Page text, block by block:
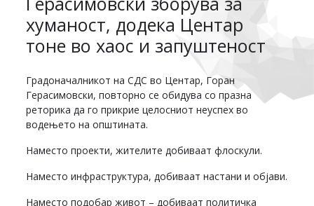
хуманост, додека Центар
тоне во хаос и запуштеност
Градоначалникот на СДС во Центар, Горан
Герасимовски, повторно се обидува со празна
реторика да го прикрие целосниот неуспех во
водењето на општината.
Наместо проекти, жителите добиваат флоскули.
Наместо инфраструктура, добиваат настани и објави.
Наместо подобар живот – добиваат политичка